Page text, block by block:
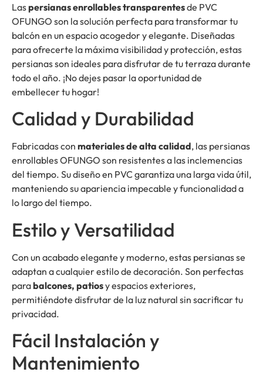
Laspersianas enrollables transparentesde PVC
OFUNGO son la solución perfecta para transformar tu
balcón en un espacio acogedor y elegante. Diseñadas
para ofrecerte la máxima visibilidad y protección, estas
persianas son ideales para disfrutar de tu terraza durante
todo el año. ¡No dejes pasar la oportunidad de
embellecer tu hogar!
Calidad y Durabilidad
Fabricadas con materiales de alta calidad, las persianas
enrollables OFUNGO son resistentes a las inclemencias
del tiempo. Su diseño en PVC garantiza una larga vida útil,
manteniendo su apariencia impecable y funcionalidad a
lo largo del tiempo.
Estilo y Versatilidad
Con un acabado elegante y moderno, estas persianas se
adaptan a cualquier estilo de decoración. Son perfectas
parabalcones, patiosy espacios exteriores,
permitiéndote disfrutar de la luz natural sin sacrificar tu
privacidad.
Fácil Instalación y
Mantenimiento